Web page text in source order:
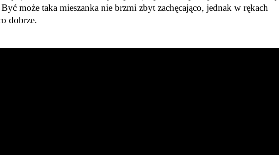
może taka mieszanka nie brzmi zbyt zachęcająco, jednak w rękach
dobrze.